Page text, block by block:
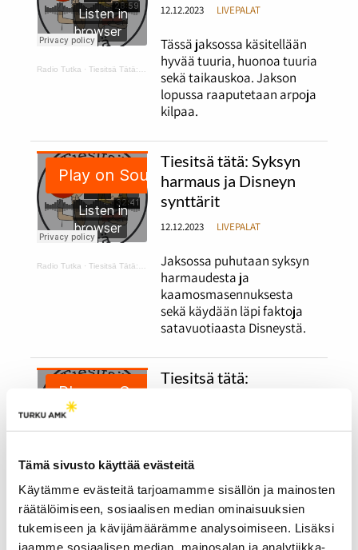
Tämä sivusto käyttää evästeitä
Käytämme evästeitä tarjoamamme sisällön ja mainosten
räätälöimiseen, sosiaalisen median ominaisuuksien
tukemiseen ja kävijämäärämme analysoimiseen. Lisäksi
jaamme sosiaalisen median, mainosalan ja analytiikka-
Radio Tutka ·Tiesitsä Tätä: hyvä ja huono tuuri
12.12.2023 LIVEPALAT
Tässä jaksossa käsitellään
hyvää tuuria, huonoa tuuria
sekä taikauskoa. Jakson
lopussa raaputetaan arpoja
kilpaa.
Radio Tutka ·Tiesitsä Tätä: harmaus ja Disneyn synttärit
Tiesitsä tätä: Syksyn
harmaus ja Disneyn
synttärit
12.12.2023 LIVEPALAT
Jaksossa puhutaan syksyn
harmaudesta ja
kaamosmasennuksesta
sekä käydään läpi faktoja
satavuotiaasta Disneystä.
Tiesitsä tätä:
halloweenista ja erilaisista
halloweenin viettotavoista.
Lisäksi ohjelmassa käydään
läpi suomalaisia syksyisiä